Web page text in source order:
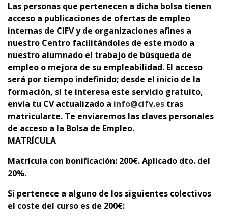
Las personas que pertenecen a dicha bolsa tienen
acceso a publicaciones de ofertas de empleo
internas de CIFV y de organizaciones afines a
nuestro Centro facilitándoles de este modo a
nuestro alumnado el trabajo de búsqueda de
empleo o mejora de su empleabilidad. El acceso
será por tiempo indefinido; desde el inicio de la
formación, si te interesa este servicio gratuito,
envía tu CV actualizado a info@cifv.es tras
matricularte. Te enviaremos las claves personales
de acceso a la Bolsa de Empleo.
MATRÍCULA
Matrícula con bonificación: 200€. Aplicado dto. del
20%.
Si pertenece a alguno de los siguientes colectivos
el coste del curso es de 200€: